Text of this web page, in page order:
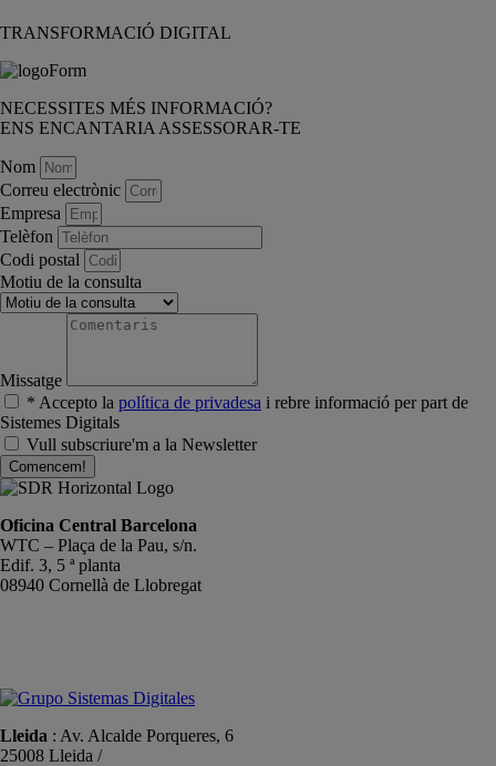
TRANSFORMACIÓ DIGITAL
NECESSITES MÉS INFORMACIÓ?
ENS ENCANTARIA ASSESSORAR-TE
Nom
Correu electrònic
Empresa
Telèfon
Codi postal
Motiu de la consulta
Missatge
* Accepto la política de privadesa i rebre informació per part de
Sistemes Digitals
Vull subscriure'm a la Newsletter
Comencem!
Oficina Central Barcelona
WTC – Plaça de la Pau, s/n.
Edif. 3, 5 ª planta
08940 Cornellà de Llobregat
Lleida : Av. Alcalde Porqueres, 6
25008 Lleida /